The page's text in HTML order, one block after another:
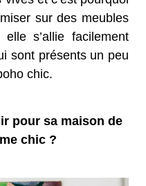
sur des meubles
s’allie facilement
sont présents un peu
chic.
pour sa maison de
chic ?